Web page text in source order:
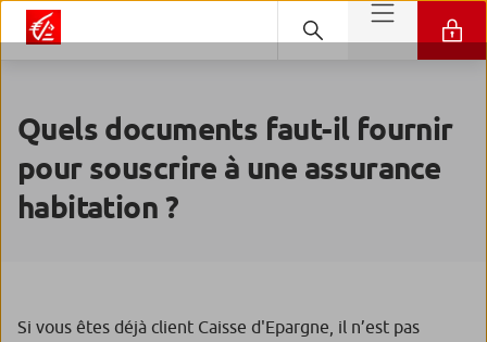
Quels documents faut-il fournir
pour souscrire à une assurance
habitation ?
Si vous êtes déjà client Caisse d'Epargne, il n’est pas